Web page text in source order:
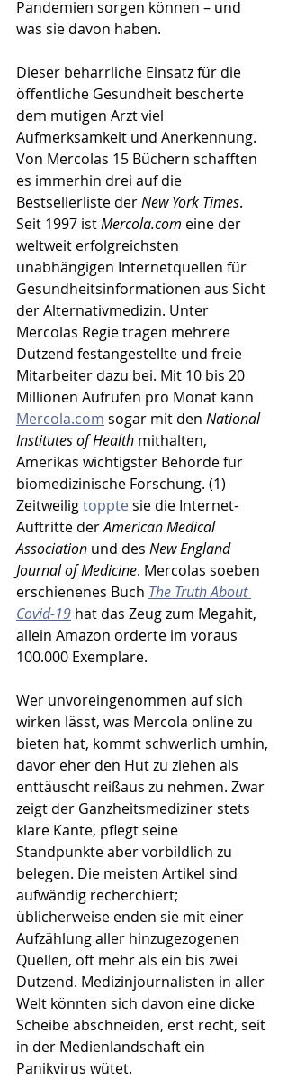
Pandemien sorgen können – und
was sie davon haben.
Dieser beharrliche Einsatz für die
öffentliche Gesundheit bescherte
dem mutigen Arzt viel
Aufmerksamkeit und Anerkennung.
Von Mercolas 15 Büchern schafften
es immerhin drei auf die
Bestsellerliste der New York Times.
Seit 1997 ist Mercola.com eine der
weltweit erfolgreichsten
unabhängigen Internetquellen für
Gesundheitsinformationen aus Sicht
der Alternativmedizin. Unter
Mercolas Regie tragen mehrere
Dutzend festangestellte und freie
Mitarbeiter dazu bei. Mit 10 bis 20
Millionen Aufrufen pro Monat kann
Mercola.com sogar mit den National
Institutes of Health mithalten,
Amerikas wichtigster Behörde für
biomedizinische Forschung. (1)
Zeitweilig toppte sie die Internet-
Auftritte der American Medical
Association und des New England
Journal of Medicine. Mercolas soeben
erschienenes Buch The Truth About
Covid-19 hat das Zeug zum Megahit,
allein Amazon orderte im voraus
100.000 Exemplare.
Wer unvoreingenommen auf sich
wirken lässt, was Mercola online zu
bieten hat, kommt schwerlich umhin,
davor eher den Hut zu ziehen als
enttäuscht reißaus zu nehmen. Zwar
zeigt der Ganzheitsmediziner stets
klare Kante, pflegt seine
Standpunkte aber vorbildlich zu
belegen. Die meisten Artikel sind
aufwändig recherchiert;
üblicherweise enden sie mit einer
Aufzählung aller hinzugezogenen
Quellen, oft mehr als ein bis zwei
Dutzend. Medizinjournalisten in aller
Welt könnten sich davon eine dicke
Scheibe abschneiden, erst recht, seit
in der Medienlandschaft ein
Panikvirus wütet.